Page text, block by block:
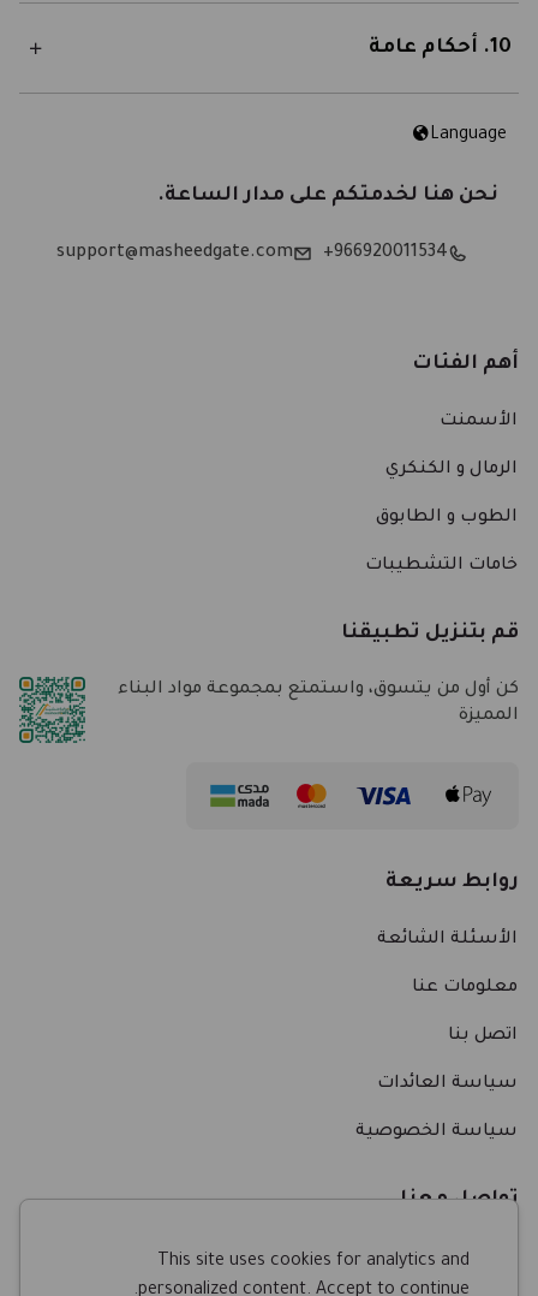
This site uses cookies for analytics and
personalized content. Accept to continue.
10. أحكام عامة
Language
نحن هنا لخدمتكم على مدار الساعة.
966920011534+
support@masheedgate.com
أهم الفئات
الأسمنت
الرمال و الكنكري
الطوب و الطابوق
خامات التشطيبات
قم بتنزيل تطبيقنا
كن أول من يتسوق، واستمتع بمجموعة مواد البناء
المميزة
روابط سريعة
الأسئلة الشائعة
معلومات عنا
اتصل بنا
سياسة العائدات
سياسة الخصوصية
تواصل معنا